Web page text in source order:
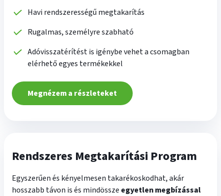
Havi rendszerességű megtakarítás
Rugalmas, személyre szabható
Adóvisszatérítést is igénybe vehet a csomagban
elérhető egyes termékekkel
Megnézem a részleteket
Rendszeres Megtakarítási Program
Egyszerűen és kényelmesen takarékoskodhat, akár
hosszabb távon is és mindössze egyetlen megbízással